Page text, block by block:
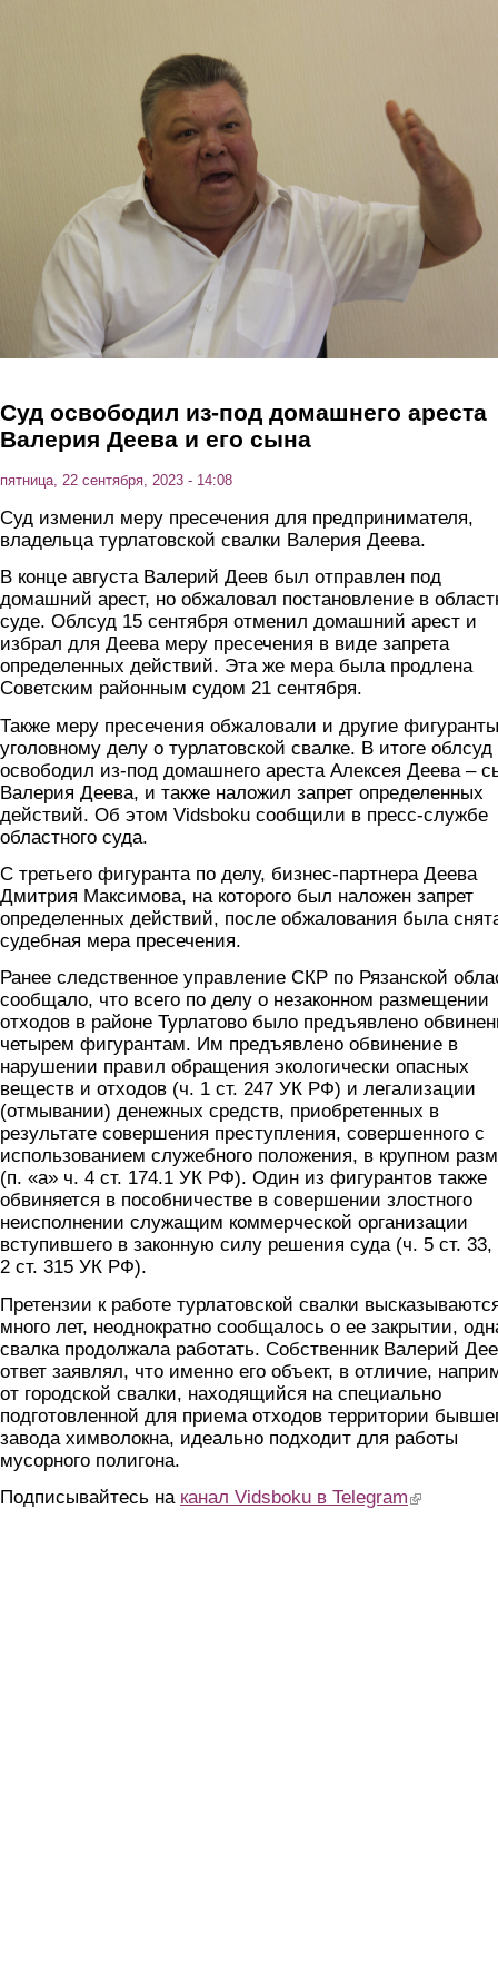
Суд освободил из-под домашнего ареста
Валерия Деева и его сына
пятница, 22 сентября, 2023 - 14:08
Суд изменил меру пресечения для предпринимателя,
владельца турлатовской свалки Валерия Деева.
В конце августа Валерий Деев был отправлен под
домашний арест, но обжаловал постановление в
суде. Облсуд 15 сентября отменил домашний арест и
избрал для Деева меру пресечения в виде запрета
определенных действий. Эта же мера была продлена
Советским районным судом 21 сентября.
Также меру пресечения обжаловали и другие
уголовному делу о турлатовской свалке. В итоге облсуд
освободил из-под домашнего ареста Алексея Деева –
Валерия Деева, и также наложил запрет определенных
действий. Об этом Vidsboku сообщили в пресс-службе
областного суда.
С третьего фигуранта по делу, бизнес-партнера Деева
Дмитрия Максимова, на которого был наложен запрет
определенных действий, после обжалования была
судебная мера пресечения.
Ранее следственное управление СКР по Рязанской
сообщало, что всего по делу о незаконном размещении
отходов в районе Турлатово было предъявлено
четырем фигурантам. Им предъявлено обвинение в
нарушении правил обращения экологически опасных
веществ и отходов (ч. 1 ст. 247 УК РФ) и легализации
(отмывании) денежных средств, приобретенных в
результате совершения преступления, совершенного с
использованием служебного положения, в крупном
(п. «а» ч. 4 ст. 174.1 УК РФ). Один из фигурантов также
обвиняется в пособничестве в совершении злостного
неисполнении служащим коммерческой организации
вступившего в законную силу решения суда (ч. 5 ст. 33,
2 ст. 315 УК РФ).
Претензии к работе турлатовской свалки
много лет, неоднократно сообщалось о ее закрытии,
свалка продолжала работать. Собственник Валерий
ответ заявлял, что именно его объект, в отличие,
от городской свалки, находящийся на специально
подготовленной для приема отходов территории
завода химволокна, идеально подходит для работы
мусорного полигона.
Подписывайтесь на канал Vidsboku в Telegram (link is